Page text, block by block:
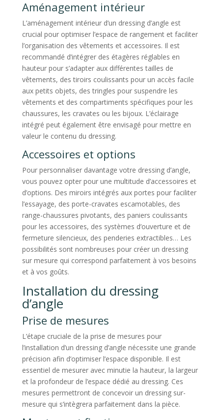
Aménagement intérieur
L’aménagement intérieur d’un dressing d’angle est
crucial pour optimiser l’espace de rangement et faciliter
l’organisation des vêtements et accessoires. Il est
recommandé d’intégrer des étagères réglables en
hauteur pour s’adapter aux différentes tailles de
vêtements, des tiroirs coulissants pour un accès facile
aux petits objets, des tringles pour suspendre les
vêtements et des compartiments spécifiques pour les
chaussures, les cravates ou les bijoux. L’éclairage
intégré peut également être envisagé pour mettre en
valeur le contenu du dressing.
Accessoires et options
Pour personnaliser davantage votre dressing d’angle,
vous pouvez opter pour une multitude d’accessoires et
d’options. Des miroirs intégrés aux portes pour faciliter
l’essayage, des porte-cravates escamotables, des
range-chaussures pivotants, des paniers coulissants
pour les accessoires, des systèmes d’ouverture et de
fermeture silencieux, des penderies extractibles… Les
possibilités sont nombreuses pour créer un dressing
sur mesure qui correspond parfaitement à vos besoins
et à vos goûts.
Installation du dressing
d’angle
Prise de mesures
L’étape cruciale de la prise de mesures pour
l’installation d’un dressing d’angle nécessite une grande
précision afin d’optimiser l’espace disponible. Il est
essentiel de mesurer avec minutie la hauteur, la largeur
et la profondeur de l’espace dédié au dressing. Ces
mesures permettront de concevoir un dressing sur-
mesure qui s’intègrera parfaitement dans la pièce.